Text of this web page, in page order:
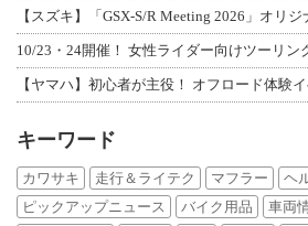
【スズキ】「GSX-S/R Meeting 2026」オリ
10/23・24開催！ 女性ライダー向けツーリン
【ヤマハ】初心者が主役！ オフロード体験
キーワード
カワサキ 走行＆ライテク マフラー ヘ
ピックアップニュース
バイク用品 車両